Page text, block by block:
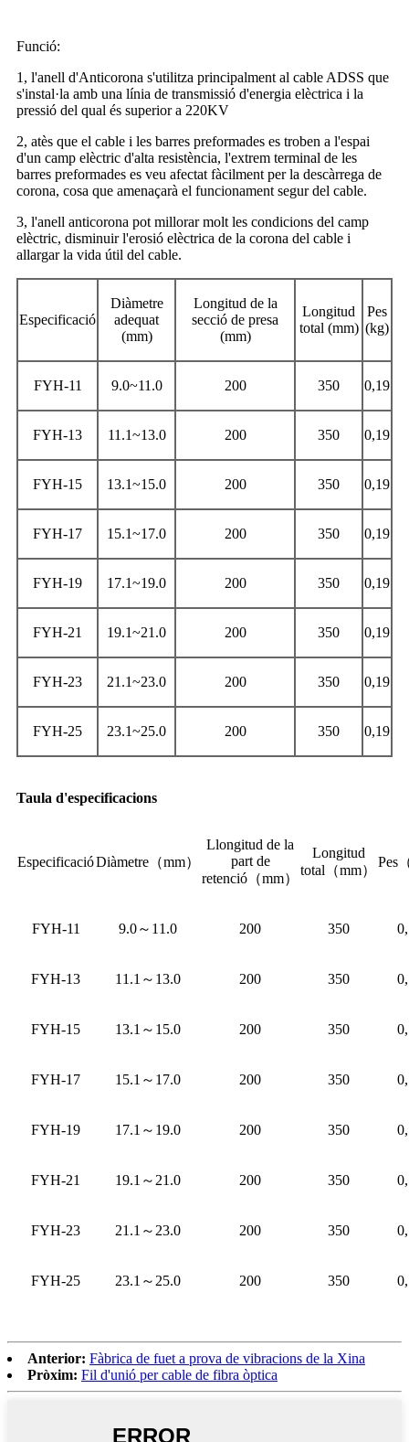
Funció:
1, l'anell d'Anticorona s'utilitza principalment al cable ADSS que
s'instal·la amb una línia de transmissió d'energia elèctrica i la
pressió del qual és superior a 220KV
2, atès que el cable i les barres preformades es troben a l'espai
d'un camp elèctric d'alta resistència, l'extrem terminal de les
barres preformades es veu afectat fàcilment per la descàrrega de
corona, cosa que amenaçarà el funcionament segur del cable.
3, l'anell anticorona pot millorar molt les condicions del camp
elèctric, disminuir l'erosió elèctrica de la corona del cable i
allargar la vida útil del cable.
Especificació
Diàmetre
adequat
(mm)
Longitud de la
secció de presa
(mm)
Longitud
total (mm)
Pes
(kg)
FYH-11 9.0~11.0 200 350 0,19
FYH-13 11.1~13.0 200 350 0,19
FYH-15 13.1~15.0 200 350 0,19
FYH-17 15.1~17.0 200 350 0,19
FYH-19 17.1~19.0 200 350 0,19
FYH-21 19.1~21.0 200 350 0,19
FYH-23 21.1~23.0 200 350 0,19
FYH-25 23.1~25.0 200 350 0,19
Taula d'especificacions
EspecificacióDiàmetre （mm）
Llongitud de la
part de
retenció （mm）
Longitud
total （mm）
Pes
FYH-11 9.0～ 11.0 200 350
FYH-13 11.1 ～ 13.0 200 350
FYH-15 13.1 ～ 15.0 200 350
FYH-17 15.1 ～ 17.0 200 350
FYH-19 17.1 ～ 19.0 200 350
FYH-21 19.1 ～ 21.0 200 350
FYH-23 21.1 ～ 23.0 200 350
FYH-25 23.1 ～ 25.0 200 350
Anterior: Fàbrica de fuet a prova de vibracions de la Xina
Pròxim: Fil d'unió per cable de fibra òptica